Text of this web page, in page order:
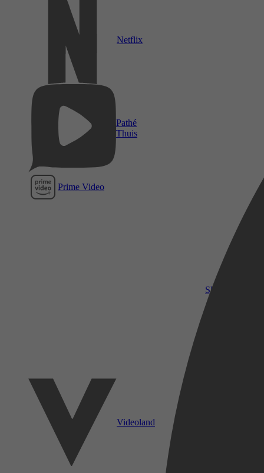
Netflix
Pathé
Thuis
Prime Video
SkyShowtime
Videoland